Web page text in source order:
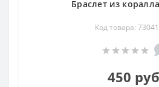
Браслет из
Код товара:
450